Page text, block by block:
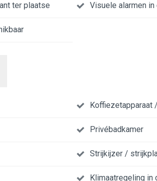
ter plaatse Visuele alarmen in
Koffiezetapparaat
Privébadkamer
Strijkijzer /
Klimaatregeling in